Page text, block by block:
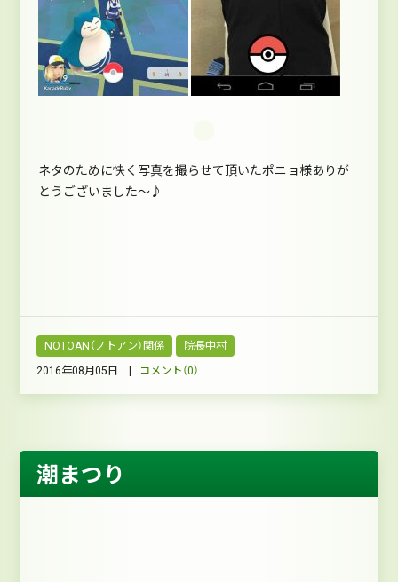
ネタのために快く写真を撮らせて頂いたポニョ様ありが
とうございました～♪
NOTOAN（ノトアン）関係 院長中村
2016年08月05日 | コメント（0）
潮まつり